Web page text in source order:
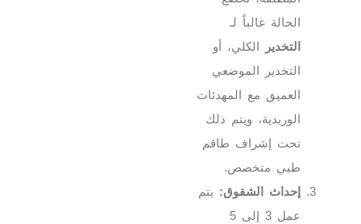
الحالة غالباً لـ
التخدير
الكلي، أو
التخدير الموضعي
العميق مع المهدئات
الوريدية، ويتم ذلك
تحت إشراف طاقم
طبي متخصص.
إحداث الشقوق: يتم
عمل 3 إلى 5